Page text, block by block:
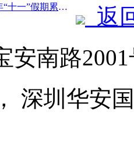
前一篇：大兴机场2025年“十一”假期累计运送旅客130万余人次
返
安南路
深圳华